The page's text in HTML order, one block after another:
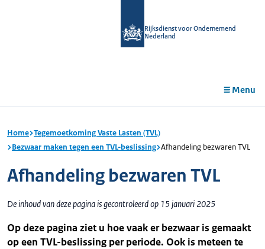
Rijksdienst voor Ondernemend
Nederland
Menu
Home Tegemoetkoming Vaste Lasten (TVL)
Bezwaar maken tegen een TVL-beslissing Afhandeling bezwaren TVL
Afhandeling bezwaren TVL
De inhoud van deze pagina is gecontroleerd op 15 januari 2025
Op deze pagina ziet u hoe vaak er bezwaar is gemaakt
op een TVL-beslissing per periode. Ook is meteen te